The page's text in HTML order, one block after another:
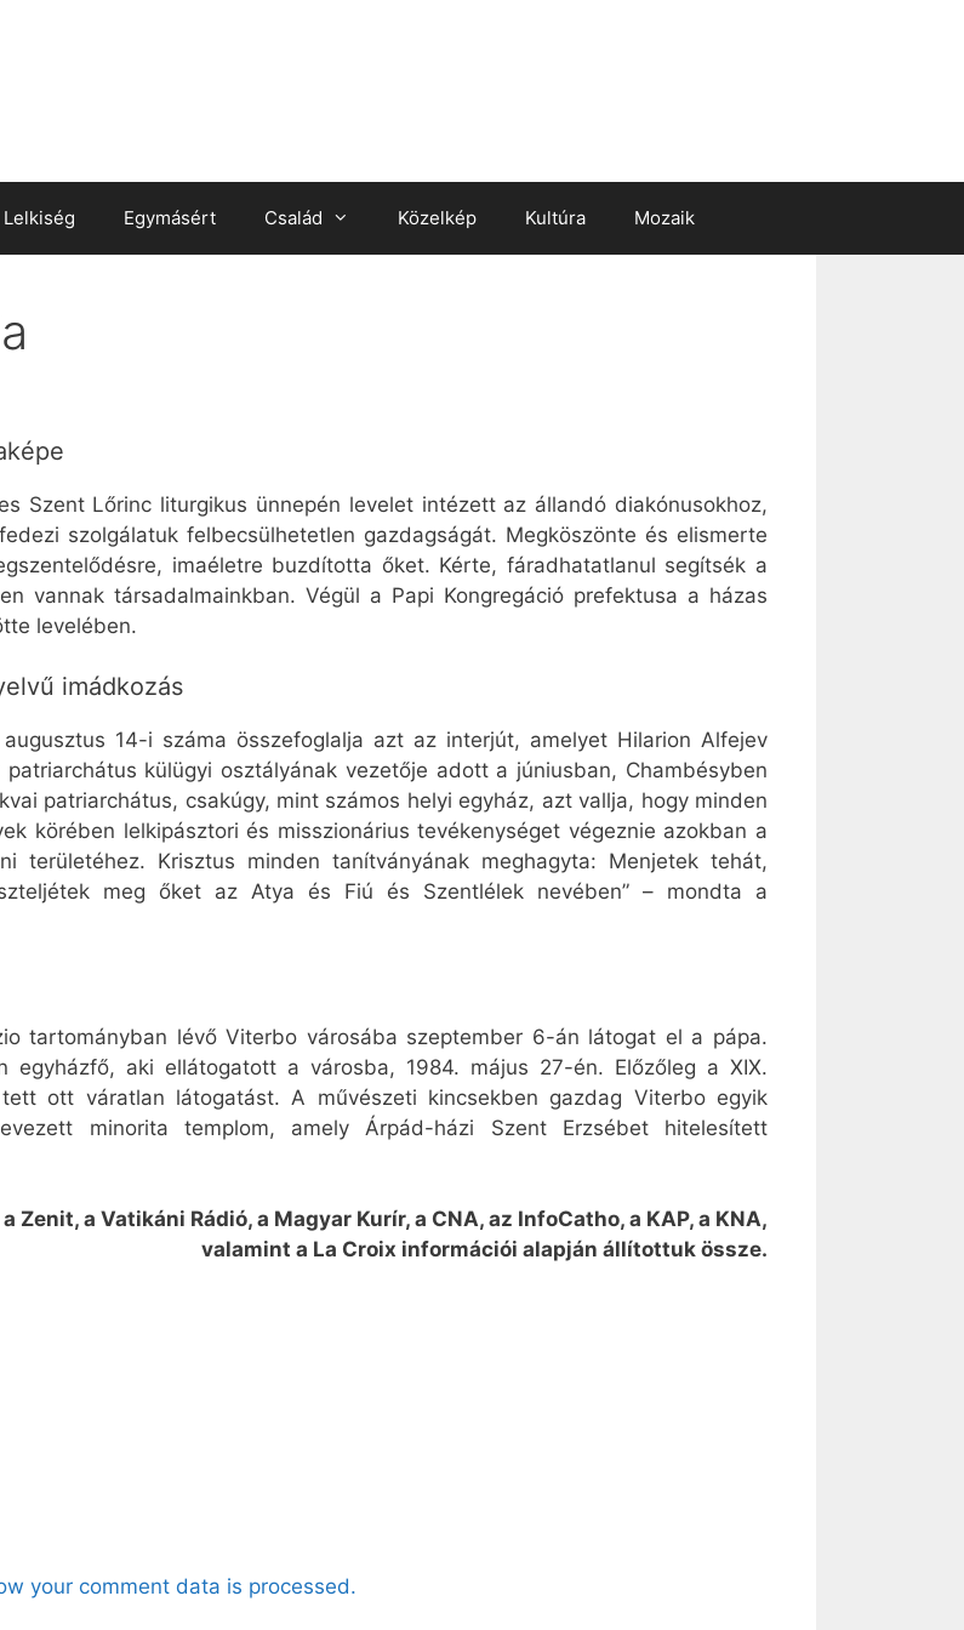
Lelkiség Egymásért Család Közelkép Kultúra Mozaik
Szent Lőrinc liturgikus ünnepén levelet intézett az állandó diakónusokhoz,
szolgálatuk felbecsülhetetlen gazdagságát. Megköszönte és elismerte
imaéletre buzdította őket. Kérte, fáradhatatlanul segítsék a
vannak társadalmainkban. Végül a Papi Kongregáció prefektusa a házas
levelében.
imádkozás
14-i száma összefoglalja azt az interjút, amelyet Hilarion Alfejev
külügyi osztályának vezetője adott a júniusban, Chambésyben
patriarchátus, csakúgy, mint számos helyi egyház, azt vallja, hogy minden
körében lelkipásztori és misszionárius tevékenységet végeznie azokban a
területéhez. Krisztus minden tanítványának meghagyta: Menjetek tehát,
meg őket az Atya és Fiú és Szentlélek nevében” – mondta a
tartományban lévő Viterbo városába szeptember 6-án látogat el a pápa.
egyházfő, aki ellátogatott a városba, 1984. május 27-én. Előzőleg a XIX.
ott váratlan látogatást. A művészeti kincsekben gazdag Viterbo egyik
minorita templom, amely Árpád-házi Szent Erzsébet hitelesített
Zenit, a Vatikáni Rádió, a Magyar Kurír, a CNA, az InfoCatho, a KAP, a KNA,
valamint a La Croix információi alapján állítottuk össze.
your comment data is processed.